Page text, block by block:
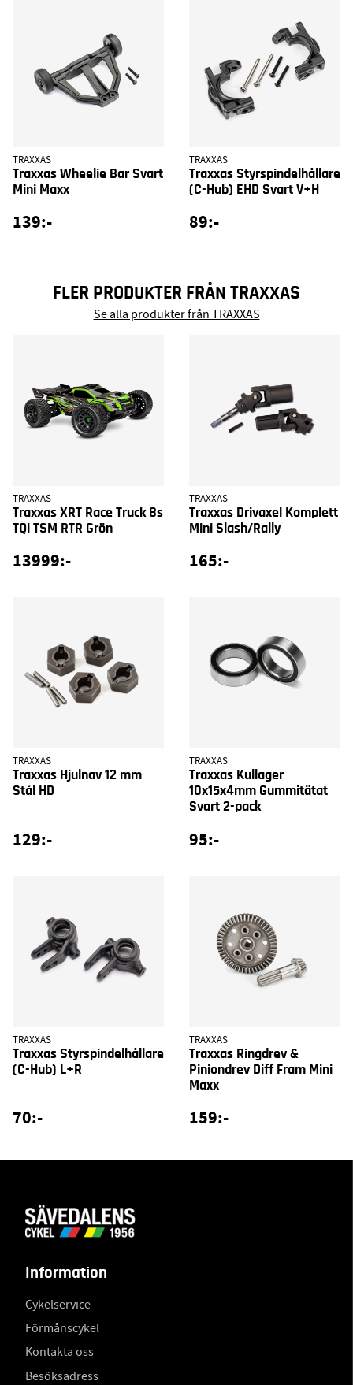
TRAXXAS
Traxxas Wheelie Bar Svart
Mini Maxx
139:-
TRAXXAS
Traxxas Styrspindelhållare
(C-Hub) EHD Svart V+H
89:-
FLER PRODUKTER FRÅN TRAXXAS
Se alla produkter från TRAXXAS
TRAXXAS
Traxxas XRT Race Truck 8s
TQi TSM RTR Grön
13999:-
TRAXXAS
Traxxas Drivaxel Komplett
Mini Slash/Rally
165:-
TRAXXAS
Traxxas Hjulnav 12 mm
Stål HD
129:-
TRAXXAS
Traxxas Kullager
10x15x4mm Gummitätat
Svart 2-pack
95:-
TRAXXAS
Traxxas Styrspindelhållare
(C-Hub) L+R
70:-
TRAXXAS
Traxxas Ringdrev &
Piniondrev Diff Fram Mini
Maxx
159:-
Information
Cykelservice
Förmånscykel
Kontakta oss
Besöksadress